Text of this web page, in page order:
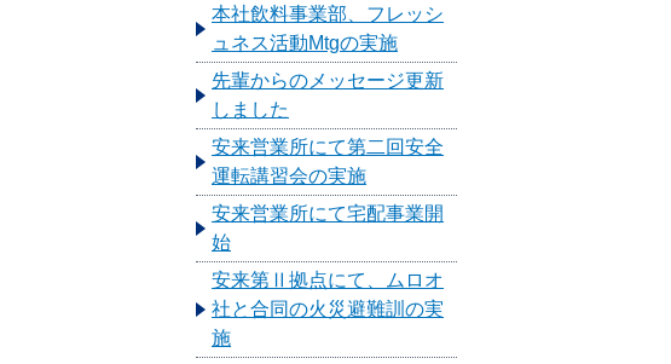
本社飲料事業部、フレッシ
ュネス活動Mtgの実施
先輩からのメッセージ更新
しました
安来営業所にて第二回安全
運転講習会の実施
安来営業所にて宅配事業開
始
安来第Ⅱ拠点にて、ムロオ
社と合同の火災避難訓の実
施